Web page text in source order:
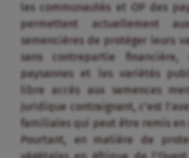
les communautés et OP des
permettent actuellement
semencières de protéger leurs
sans contrepartie
paysannes et les variétés
libre accès aux semences
juridique contraignant, c’est
familiales qui peut être remis en
Pourtant, en matière de